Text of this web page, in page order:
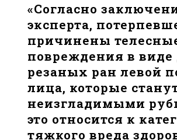
«Согласно
эксперта,
причинены
повреждения в виде
резаных ран левой
лица, которые
неизгладимыми
это относится к
тяжкого вреда